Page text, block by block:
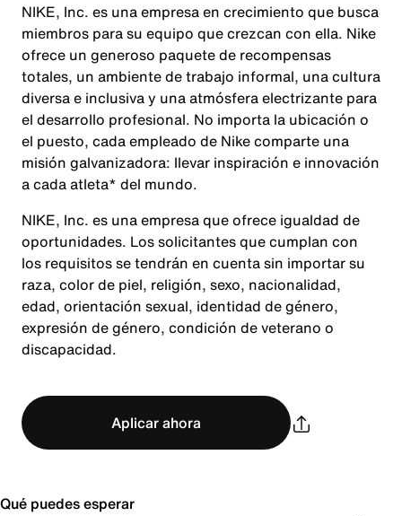
NIKE, Inc. es una empresa en crecimiento que busca
miembros para su equipo que crezcan con ella. Nike
ofrece un generoso paquete de recompensas
totales, un ambiente de trabajo informal, una cultura
diversa e inclusiva y una atmósfera electrizante para
el desarrollo profesional. No importa la ubicación o
el puesto, cada empleado de Nike comparte una
misión galvanizadora: llevar inspiración e innovación
a cada atleta* del mundo.
NIKE, Inc. es una empresa que ofrece igualdad de
oportunidades. Los solicitantes que cumplan con
los requisitos se tendrán en cuenta sin importar su
raza, color de piel, religión, sexo, nacionalidad,
edad, orientación sexual, identidad de género,
expresión de género, condición de veterano o
discapacidad.
Aplicar ahora
Qué puedes esperar